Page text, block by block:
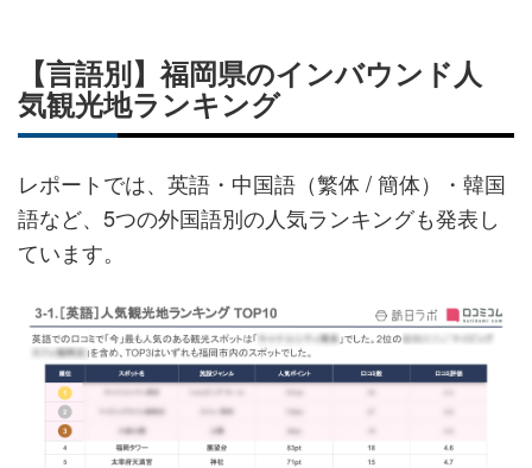
【言語別】福岡県のインバウンド人
気観光地ランキング
レポートでは、英語・中国語（繁体 / 簡体） ・韓国
語など、5つの外国語別の人気ランキングも発表し
ています。